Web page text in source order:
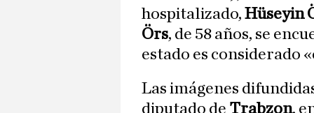
hospitalizado, Hüseyin
Örs, de 58 años, se
estado es considerado
Las imágenes
diputado de Trabzon,